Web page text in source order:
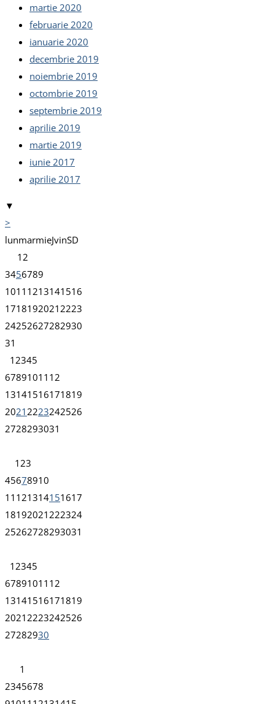
martie 2020
februarie 2020
ianuarie 2020
decembrie 2019
noiembrie 2019
octombrie 2019
septembrie 2019
aprilie 2019
martie 2019
iunie 2017
aprilie 2017
▼
>
lunmarmieJvinSD
1 2
3456789
1011 1213141516
1718192021 2223
24252627282930
31
1 2345
67891011 12
13141516171819
2021 2223242526
2728293031
1 23
45678910
11 121314151617
18192021 222324
25262728293031
1 2345
67891011 12
13141516171819
2021 2223242526
27282930
1
2345678